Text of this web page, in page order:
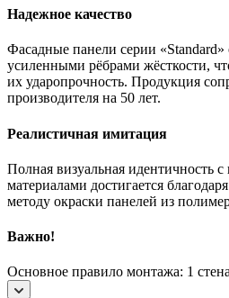
Надежное качество
Фасадные панели серии
усиленными рёбрами жёсткости,
их ударопрочность. Продукция
производителя на 50 лет.
Реалистичная имитация
Полная визуальная идентичность
материалами достигается
методу окраски панелей из
Важно!
Основное правило монтажа: 1